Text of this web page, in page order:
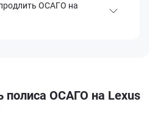
ОСАГО на
полиса ОСАГО на Lexus